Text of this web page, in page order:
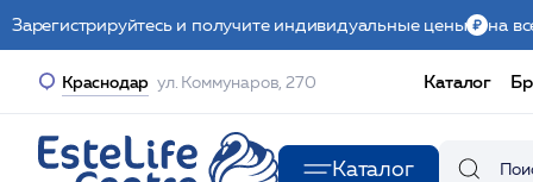
Зарегистрируйтесь и получите индивидуальные цены на
Краснодар ул. Коммунаров, 270 Каталог
Каталог